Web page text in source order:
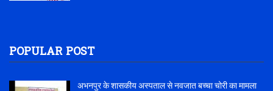
POPULAR POST
अभनपुर के शासकीय अस्पताल से नवजात बच्चा चोरी का मामला